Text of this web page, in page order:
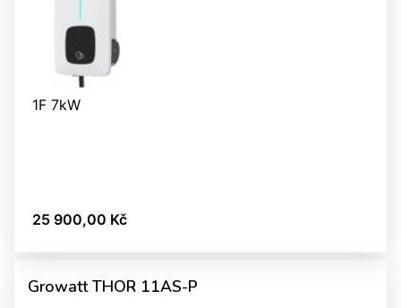
1F 7kW
25 900,00 Kč
Growatt THOR 11AS-P